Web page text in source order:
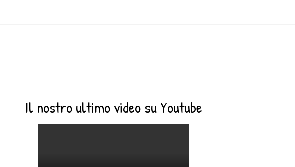
Il nostro ultimo video su Youtube